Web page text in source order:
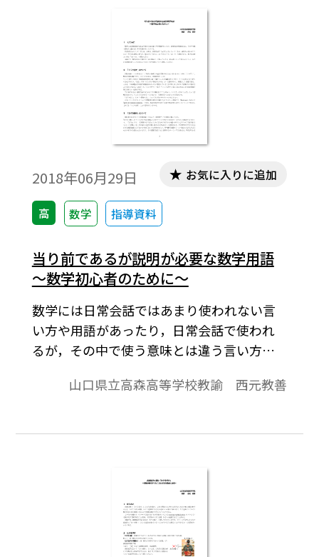
を「たすき掛け」という方法で求める。従
来のたすき掛けの方法を、生徒にとってよ
り使い勝手がよいように改良することを試
みてみた。※文中の数式は，「Tosho数式エ
ディタ」で作成されています。ワード文書で
数式を正しく表示するためには，「Tosho数
式エディタ」が導入されていることが必要
です。無償ダウンロードはこちら→無償ダウ
ンロードのご案内
2018年06月29日
高 数学 指導資料
お気に入りに追加
当り前であるが説明が必要な数学用語
～数学初心者のために～
数学には日常会話ではあまり使われない言
い方や用語があったり，日常会話で使われ
るが，その中で使う意味とは違う言い方や
て｢または｣がある。日常会話で｢Ａまたは
一方だけの意味に使うが，数学での｢また
多ければ両方である｢ＡかつＢ｣の場合も含
む。本稿では，数学を学んだ者は当たり前
の用語として使っているが，初心者にとっ
てはわかりにくい，あるいは誤解を招くこ
とがあるような言い方や用語について考察
山口県立高森高等学校教諭 西元教善